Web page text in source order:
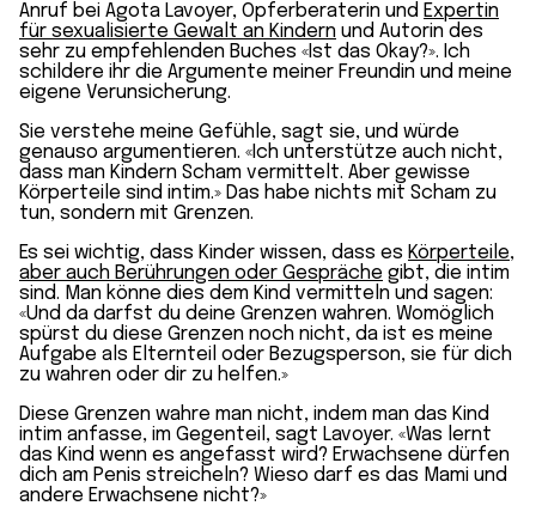
Anruf bei Agota Lavoyer, Opferberaterin und Expertin
für sexualisierte Gewalt an Kindern und Autorin des
sehr zu empfehlenden Buches «Ist das Okay?». Ich
schildere ihr die Argumente meiner Freundin und meine
eigene Verunsicherung.
Sie verstehe meine Gefühle, sagt sie, und würde
genauso argumentieren. «Ich unterstütze auch nicht,
dass man Kindern Scham vermittelt. Aber gewisse
Körperteile sind intim.» Das habe nichts mit Scham zu
tun, sondern mit Grenzen.
Es sei wichtig, dass Kinder wissen, dass es Körperteile,
aber auch Berührungen oder Gespräche gibt, die intim
sind. Man könne dies dem Kind vermitteln und sagen:
«Und da darfst du deine Grenzen wahren. Womöglich
spürst du diese Grenzen noch nicht, da ist es meine
Aufgabe als Elternteil oder Bezugsperson, sie für dich
zu wahren oder dir zu helfen.»
Diese Grenzen wahre man nicht, indem man das Kind
intim anfasse, im Gegenteil, sagt Lavoyer. «Was lernt
das Kind wenn es angefasst wird? Erwachsene dürfen
dich am Penis streicheln? Wieso darf es das Mami und
andere Erwachsene nicht?»